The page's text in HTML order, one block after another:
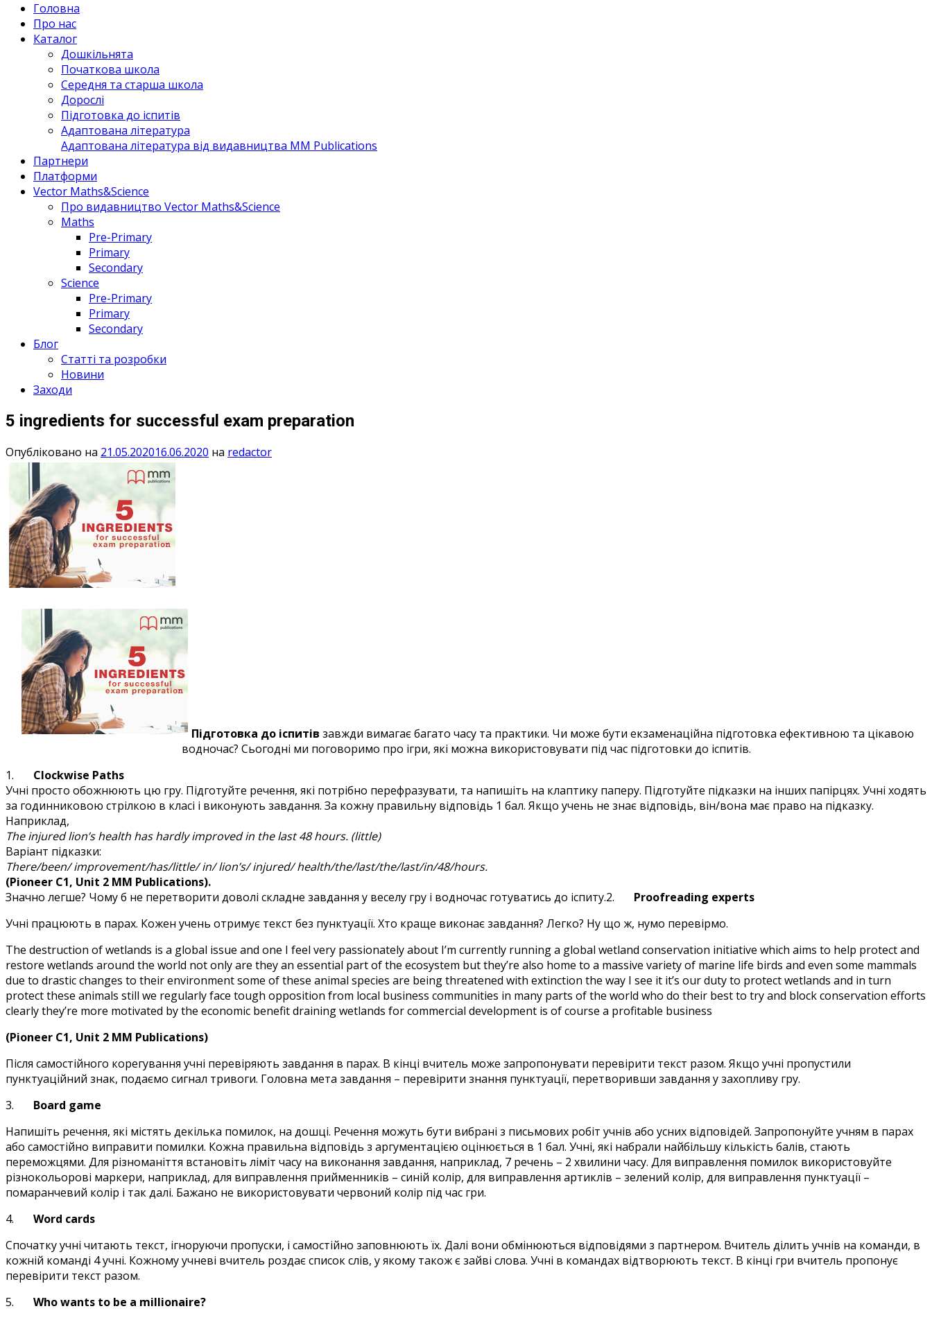
Головна
Про нас
Каталог
Дошкільнята
Початкова школа
Середня та старша школа
Дорослі
Підготовка до іспитів
Адаптована література
Адаптована література від видавництва MM Publications
Партнери
Платформи
Vector Maths&Science
Про видавництво Vector Maths&Science
Maths
Pre-Primary
Primary
Secondary
Science
Pre-Primary
Primary
Secondary
Блог
Статті та розробки
Новини
Заходи
5 ingredients for successful exam preparation
Опубліковано на 21.05.202016.06.2020 на redactor
Підготовка до іспитів завжди вимагає багато часу та практики. Чи може бути екзаменаційна підготовка ефективною та цікавою
водночас? Сьогодні ми поговоримо про ігри, які можна використовувати під час підготовки до іспитів.
1. Clockwise Paths
Учні просто обожнюють цю гру. Підготуйте речення, які потрібно перефразувати, та напишіть на клаптику паперу. Підготуйте підказки на інших папірцях. Учні ходять
за годинниковою стрілкою в класі і виконують завдання. За кожну правильну відповідь 1 бал. Якщо учень не знає відповідь, він/вона має право на підказку.
Наприклад,
The injured lion’s health has hardly improved in the last 48 hours. (little)
Варіант підказки:
There/been/ improvement/has/little/ in/ lion’s/ injured/ health/the/last/the/last/in/48/hours.
(Pioneer C1, Unit 2 MM Publications).
Значно легше? Чому б не перетворити доволі складне завдання у веселу гру і водночас готуватись до іспиту.2. Proofreading experts
Учні працюють в парах. Кожен учень отримує текст без пунктуації. Хто краще виконає завдання? Легко? Ну що ж, нумо перевірмо.
The destruction of wetlands is a global issue and one I feel very passionately about I’m currently running a global wetland conservation initiative which aims to help protect and
restore wetlands around the world not only are they an essential part of the ecosystem but they’re also home to a massive variety of marine life birds and even some mammals
due to drastic changes to their environment some of these animal species are being threatened with extinction the way I see it it’s our duty to protect wetlands and in turn
protect these animals still we regularly face tough opposition from local business communities in many parts of the world who do their best to try and block conservation efforts
clearly they’re more motivated by the economic benefit draining wetlands for commercial development is of course a profitable business
(Pioneer C1, Unit 2 MM Publications)
Після самостійного корегування учні перевіряють завдання в парах. В кінці вчитель може запропонувати перевірити текст разом. Якщо учні пропустили
пунктуаційний знак, подаємо сигнал тривоги. Головна мета завдання – перевірити знання пунктуації, перетворивши завдання у захопливу гру.
3. Board game
Напишіть речення, які містять декілька помилок, на дошці. Речення можуть бути вибрані з письмових робіт учнів або усних відповідей. Запропонуйте учням в парах
або самостійно виправити помилки. Кожна правильна відповідь з аргументацією оцінюється в 1 бал. Учні, які набрали найбільшу кількість балів, стають
переможцями. Для різноманіття встановіть ліміт часу на виконання завдання, наприклад, 7 речень – 2 хвилини часу. Для виправлення помилок використовуйте
різнокольорові маркери, наприклад, для виправлення прийменників – синій колір, для виправлення артиклів – зелений колір, для виправлення пунктуації –
помаранчевий колір і так далі. Бажано не використовувати червоний колір під час гри.
4.
Word cards
Спочатку учні читають текст, ігноруючи пропуски, і самостійно заповнюють їх. Далі вони обмінюються відповідями з партнером. Вчитель ділить учнів на команди, в
кожній команді 4 учні. Кожному учневі вчитель роздає список слів, у якому також є зайві слова. Учні в командах відтворюють текст. В кінці гри вчитель пропонує
перевірити текст разом.
5.
Who wants to be a millionaire?